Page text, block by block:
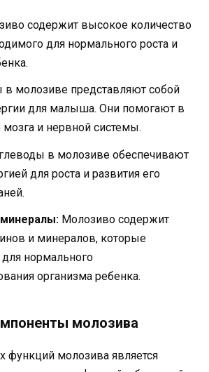
содержит высокое количество
для нормального роста и
молозиве представляют собой
для малыша. Они помогают в
мозга и нервной системы.
в молозиве обеспечивают
для роста и развития его
Молозиво содержит
и минералов, которые
нормального
организма ребенка.
молозива
функций молозива является